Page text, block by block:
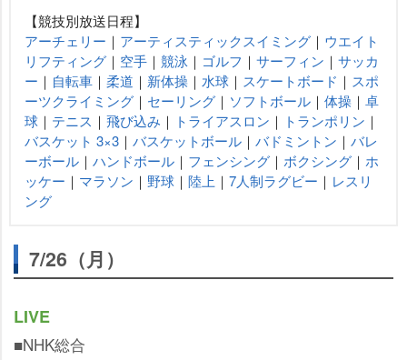
【競技別放送日程】
アーチェリー ｜ アーティスティックスイミング ｜ ウエイト
リフティング ｜ 空手 ｜ 競泳 ｜ ゴルフ ｜ サーフィン ｜ サッカ
ー ｜ 自転車 ｜ 柔道 ｜ 新体操 ｜ 水球 ｜ スケートボード ｜ スポ
ーツクライミング ｜ セーリング ｜ ソフトボール ｜ 体操 ｜ 卓
球 ｜ テニス ｜ 飛び込み ｜ トライアスロン ｜ トランポリン ｜
バスケット 3×3 ｜ バスケットボール ｜ バドミントン ｜ バレ
ーボール ｜ ハンドボール ｜ フェンシング ｜ ボクシング ｜ ホ
ッケー ｜ マラソン ｜ 野球 ｜ 陸上 ｜ 7人制ラグビー ｜ レスリ
ング
7/26（月）
LIVE
■NHK総合